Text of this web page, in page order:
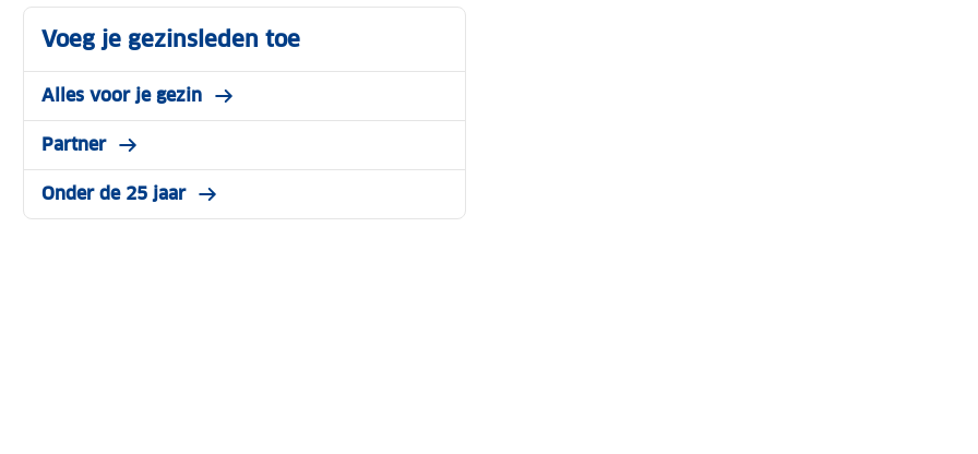
Voeg je gezinsleden toe
Alles voor je gezin
Partner
Onder de 25 jaar